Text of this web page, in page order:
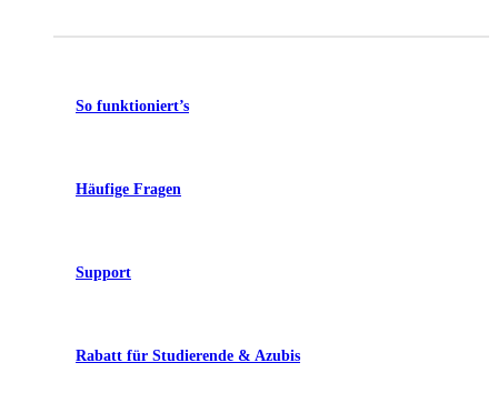
So funktioniert’s
Häufige Fragen
Support
Rabatt für Studierende & Azubis